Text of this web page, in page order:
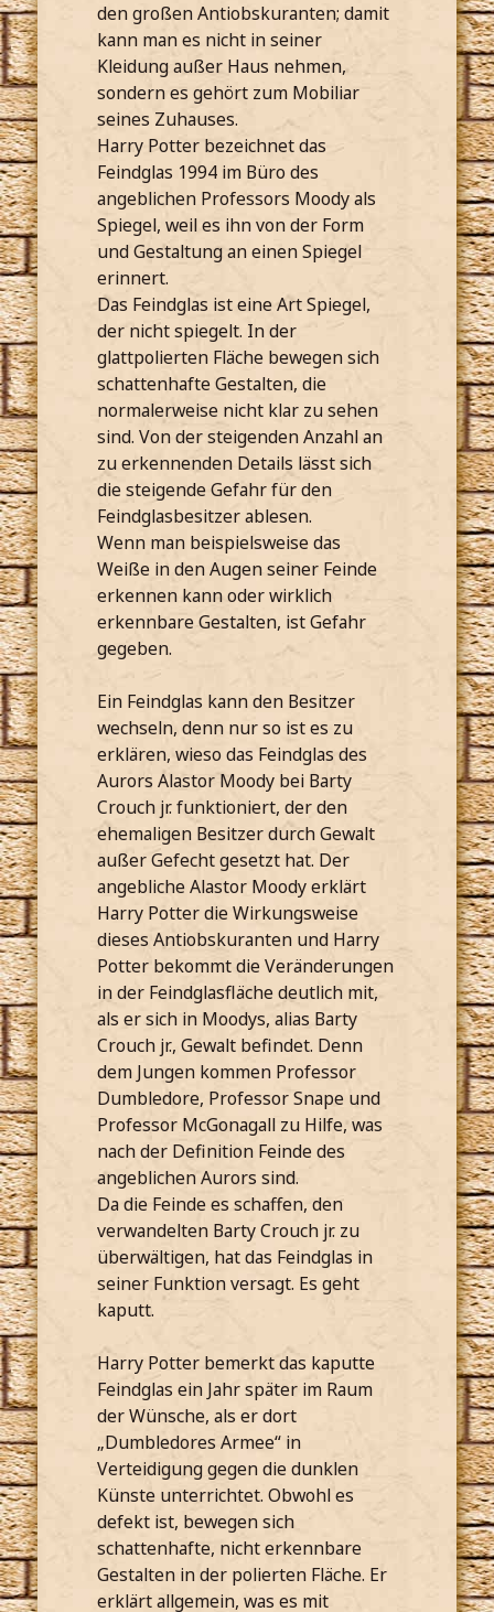
den großen Antiobskuranten; damit
kann man es nicht in seiner
Kleidung außer Haus nehmen,
sondern es gehört zum Mobiliar
seines Zuhauses.
Harry Potter bezeichnet das
Feindglas 1994 im Büro des
angeblichen Professors Moody als
Spiegel, weil es ihn von der Form
und Gestaltung an einen Spiegel
erinnert.
Das Feindglas ist eine Art Spiegel,
der nicht spiegelt. In der
glattpolierten Fläche bewegen sich
schattenhafte Gestalten, die
normalerweise nicht klar zu sehen
sind. Von der steigenden Anzahl an
zu erkennenden Details lässt sich
die steigende Gefahr für den
Feindglasbesitzer ablesen.
Wenn man beispielsweise das
Weiße in den Augen seiner Feinde
erkennen kann oder wirklich
erkennbare Gestalten, ist Gefahr
gegeben.
Ein Feindglas kann den Besitzer
wechseln, denn nur so ist es zu
erklären, wieso das Feindglas des
Aurors Alastor Moody bei Barty
Crouch jr. funktioniert, der den
ehemaligen Besitzer durch Gewalt
außer Gefecht gesetzt hat. Der
angebliche Alastor Moody erklärt
Harry Potter die Wirkungsweise
dieses Antiobskuranten und Harry
Potter bekommt die Veränderungen
in der Feindglasfläche deutlich mit,
als er sich in Moodys, alias Barty
Crouch jr., Gewalt befindet. Denn
dem Jungen kommen Professor
Dumbledore, Professor Snape und
Professor McGonagall zu Hilfe, was
nach der Definition Feinde des
angeblichen Aurors sind.
Da die Feinde es schaffen, den
verwandelten Barty Crouch jr. zu
überwältigen, hat das Feindglas in
seiner Funktion versagt. Es geht
kaputt.
Harry Potter bemerkt das kaputte
Feindglas ein Jahr später im Raum
der Wünsche, als er dort
„Dumbledores Armee“ in
Verteidigung gegen die dunklen
Künste unterrichtet. Obwohl es
defekt ist, bewegen sich
schattenhafte, nicht erkennbare
Gestalten in der polierten Fläche. Er
erklärt allgemein, was es mit